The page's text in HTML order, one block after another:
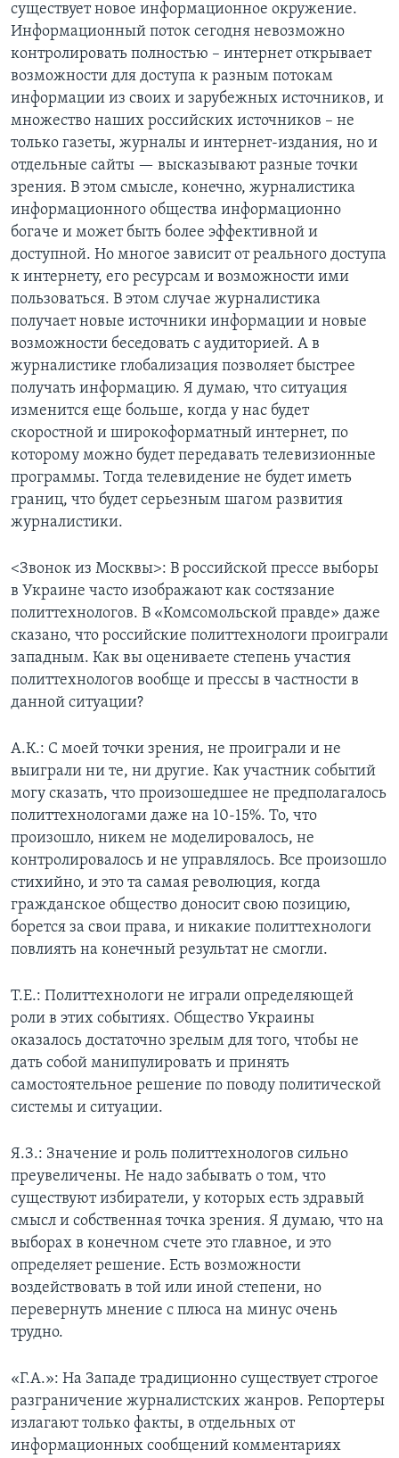
существует новое информационное окружение.
Информационный поток сегодня невозможно
контролировать полностью – интернет открывает
возможности для доступа к разным потокам
информации из своих и зарубежных источников, и
множество наших российских источников – не
только газеты, журналы и интернет-издания, но и
отдельные сайты — высказывают разные точки
зрения. В этом смысле, конечно, журналистика
информационного общества информационно
богаче и может быть более эффективной и
доступной. Но многое зависит от реального доступа
к интернету, его ресурсам и возможности ими
пользоваться. В этом случае журналистика
получает новые источники информации и новые
возможности беседовать с аудиторией. А в
журналистике глобализация позволяет быстрее
получать информацию. Я думаю, что ситуация
изменится еще больше, когда у нас будет
скоростной и широкоформатный интернет, по
которому можно будет передавать телевизионные
программы. Тогда телевидение не будет иметь
границ, что будет серьезным шагом развития
журналистики.
<Звонок из Москвы>: В российской прессе выборы
в Украине часто изображают как состязание
политтехнологов. В «Комсомольской правде» даже
сказано, что российские политтехнологи проиграли
западным. Как вы оцениваете степень участия
политтехнологов вообще и прессы в частности в
данной ситуации?
А.К.: С моей точки зрения, не проиграли и не
выиграли ни те, ни другие. Как участник событий
могу сказать, что произошедшее не предполагалось
политтехнологами даже на 10-15%. То, что
произошло, никем не моделировалось, не
контролировалось и не управлялось. Все произошло
стихийно, и это та самая революция, когда
гражданское общество доносит свою позицию,
борется за свои права, и никакие политтехнологи
повлиять на конечный результат не смогли.
Т.Е.: Политтехнологи не играли определяющей
роли в этих событиях. Общество Украины
оказалось достаточно зрелым для того, чтобы не
дать собой манипулировать и принять
самостоятельное решение по поводу политической
системы и ситуации.
Я.З.: Значение и роль политтехнологов сильно
преувеличены. Не надо забывать о том, что
существуют избиратели, у которых есть здравый
смысл и собственная точка зрения. Я думаю, что на
выборах в конечном счете это главное, и это
определяет решение. Есть возможности
воздействовать в той или иной степени, но
перевернуть мнение с плюса на минус очень
трудно.
«Г.А.»: На Западе традиционно существует строгое
разграничение журналистских жанров. Репортеры
излагают только факты, в отдельных от
информационных сообщений комментариях